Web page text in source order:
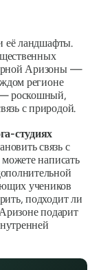
её ландшафты.
Аризоны —
регионе
— роскошный,
с природой.
студиях
связь с
написать
учеников
подходит ли
подарит